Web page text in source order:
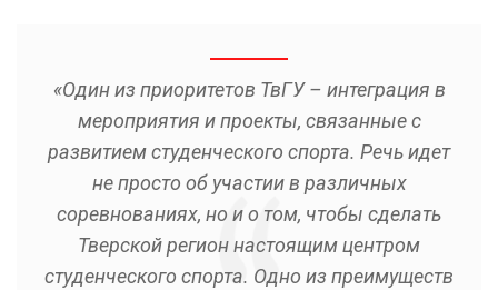
«Один из приоритетов ТвГУ – интеграция в
мероприятия и проекты, связанные с
развитием студенческого спорта. Речь идет
не просто об участии в различных
соревнованиях, но и о том, чтобы сделать
Тверской регион настоящим центром
студенческого спорта. Одно из преимуществ